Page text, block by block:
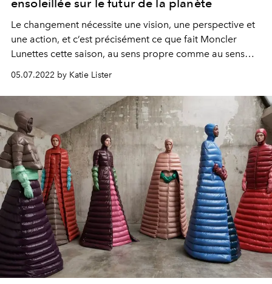
ensoleillée sur le futur de la planète
Le changement nécessite une vision, une perspective et
une action, et c’est précisément ce que fait Moncler
Lunettes cette saison, au sens propre comme au sens
figuré. À travers ses initiatives et son design axé sur la
durabilité, la marque lunetière s’est mise en tête
d’impacter l’avenir de manière positive. Explications.
05.07.2022 by Katie Lister